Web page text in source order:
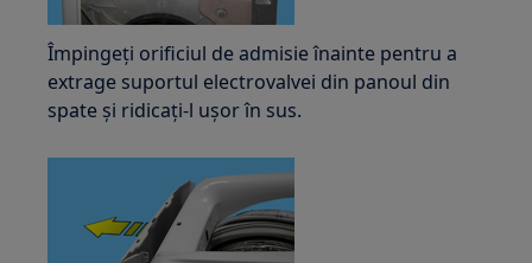
Împingeți orificiul de admisie înainte pentru a
extrage suportul electrovalvei din panoul din
spate și ridicați-l ușor în sus.